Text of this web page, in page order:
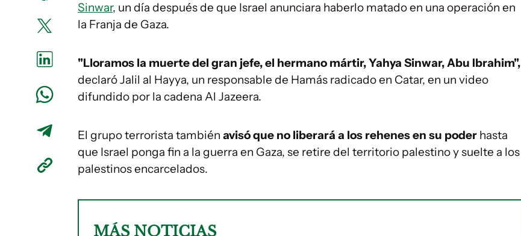
Sinwar, un día después de que Israel anunciara haberlo matado en una operación en
la Franja de Gaza.
"Lloramos la muerte del gran jefe, el hermano mártir, Yahya Sinwar, Abu Ibrahim",
declaró Jalil al Hayya, un responsable de Hamás radicado en Catar, en un video
difundido por la cadena Al Jazeera.
El grupo terrorista también avisó que no liberará a los rehenes en su poder hasta
que Israel ponga fin a la guerra en Gaza, se retire del territorio palestino y suelte a los
palestinos encarcelados.
MÁS NOTICIAS